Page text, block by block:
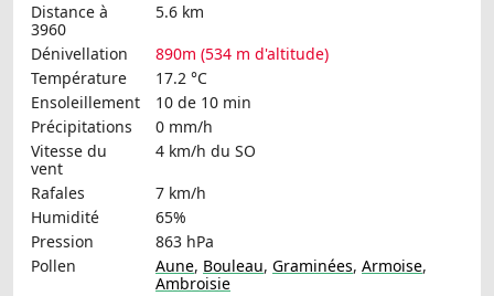
Distance à
3960
5.6 km
Dénivellation
890m (534 m d'altitude)
Température
17.2 °C
Ensoleillement
10 de 10 min
Précipitations
0 mm/h
Vitesse du
vent
4 km/h du SO
Rafales
7 km/h
Humidité
65%
Pression
863 hPa
Pollen
Aune, Bouleau, Graminées, Armoise,
Ambroisie